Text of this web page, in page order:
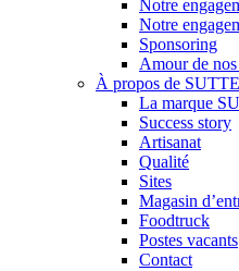
Notre
Notre
Sponsoring
Amour de
À propos de
La marque
Success story
Artisanat
Qualité
Sites
Magasin
Foodtruck
Postes vacants
Contact